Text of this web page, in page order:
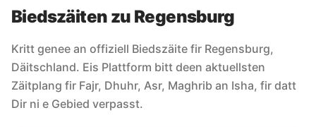
Biedszäiten zu Regensburg
Kritt genee an offiziell Biedszäite fir Regensburg,
Däitschland. Eis Plattform bitt deen aktuellsten
Zäitplang fir Fajr, Dhuhr, Asr, Maghrib an Isha, fir datt
Dir ni e Gebied verpasst.